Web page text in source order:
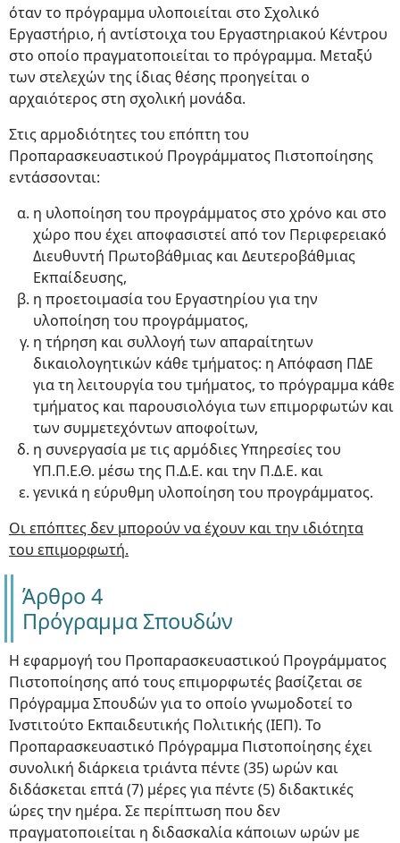
όταν το πρόγραμμα υλοποιείται στο Σχολικό
Εργαστήριο, ή αντίστοιχα του Εργαστηριακού Κέντρου
στο οποίο πραγματοποιείται το πρόγραμμα. Μεταξύ
των στελεχών της ίδιας θέσης προηγείται ο
αρχαιότερος στη σχολική μονάδα.
Στις αρμοδιότητες του επόπτη του
Προπαρασκευαστικού Προγράμματος Πιστοποίησης
εντάσσονται:
η υλοποίηση του προγράμματος στο χρόνο και στο
χώρο που έχει αποφασιστεί από τον Περιφερειακό
Διευθυντή Πρωτοβάθμιας και Δευτεροβάθμιας
Εκπαίδευσης,
η προετοιμασία του Εργαστηρίου για την
υλοποίηση του προγράμματος,
η τήρηση και συλλογή των απαραίτητων
δικαιολογητικών κάθε τμήματος: η Απόφαση ΠΔΕ
για τη λειτουργία του τμήματος, το πρόγραμμα κάθε
τμήματος και παρουσιολόγια των επιμορφωτών και
των συμμετεχόντων αποφοίτων,
η συνεργασία με τις αρμόδιες Υπηρεσίες του
ΥΠ.Π.Ε.Θ. μέσω της Π.Δ.Ε. και την Π.Δ.Ε. και
γενικά η εύρυθμη υλοποίηση του προγράμματος.
Οι επόπτες δεν μπορούν να έχουν και την ιδιότητα
του επιμορφωτή.
Άρθρο 4
Πρόγραμμα Σπουδών
Η εφαρμογή του Προπαρασκευαστικού Προγράμματος
Πιστοποίησης από τους επιμορφωτές βασίζεται σε
Πρόγραμμα Σπουδών για το οποίο γνωμοδοτεί το
Ινστιτούτο Εκπαιδευτικής Πολιτικής (ΙΕΠ). Το
Προπαρασκευαστικό Πρόγραμμα Πιστοποίησης έχει
συνολική διάρκεια τριάντα πέντε (35) ωρών και
διδάσκεται επτά (7) μέρες για πέντε (5) διδακτικές
ώρες την ημέρα. Σε περίπτωση που δεν
πραγματοποιείται η διδασκαλία κάποιων ωρών με